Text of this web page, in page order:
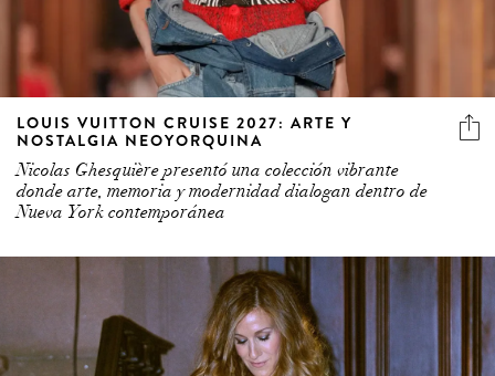
LOUIS VUITTON CRUISE 2027: ARTE Y
NOSTALGIA NEOYORQUINA
Nicolas Ghesquière presentó una colección vibrante
donde arte, memoria y modernidad dialogan dentro de
Nueva York contemporánea